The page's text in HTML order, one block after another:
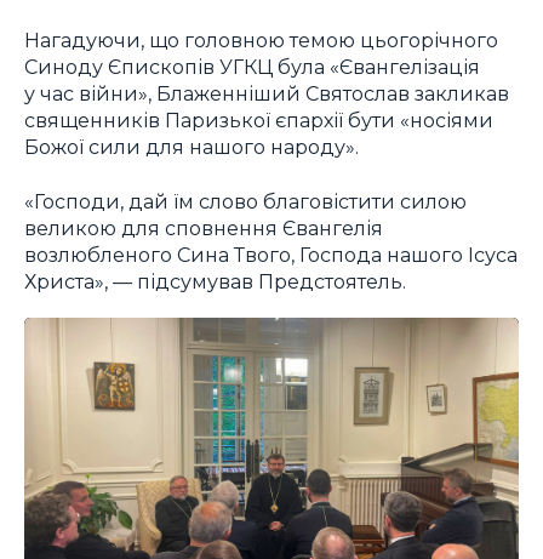
Нагадуючи, що головною темою цьогорічного
Синоду Єпископів УГКЦ була «Євангелізація
у час війни», Блаженніший Святослав закликав
священників Паризької єпархії бути «носіями
Божої сили для нашого народу».
«Господи, дай їм слово благовістити силою
великою для сповнення Євангелія
возлюбленого Сина Твого, Господа нашого Ісуса
Христа», — підсумував Предстоятель.